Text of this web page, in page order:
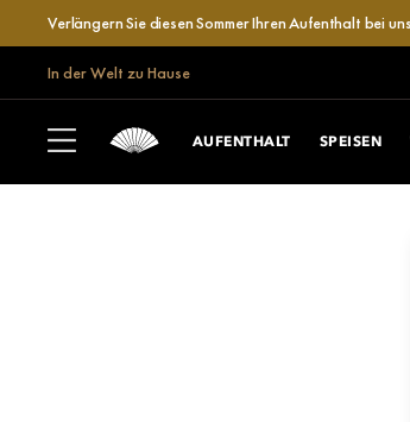
Verlängern Sie diesen Sommer Ihren Aufenthalt bei
In der Welt zu Hause
AUFENTHALT SPEISEN